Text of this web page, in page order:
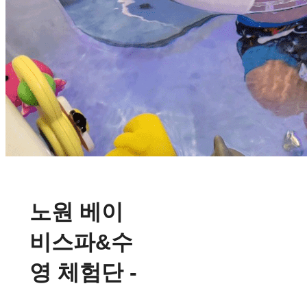
노원 베이
비스파&수
영 체험단 -